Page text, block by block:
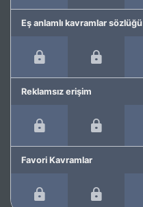
Eş anlamlı kavramlar sözlüğü
Reklamsız erişim
Favori Kavramlar